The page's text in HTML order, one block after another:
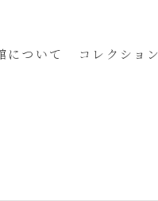
について コレクション